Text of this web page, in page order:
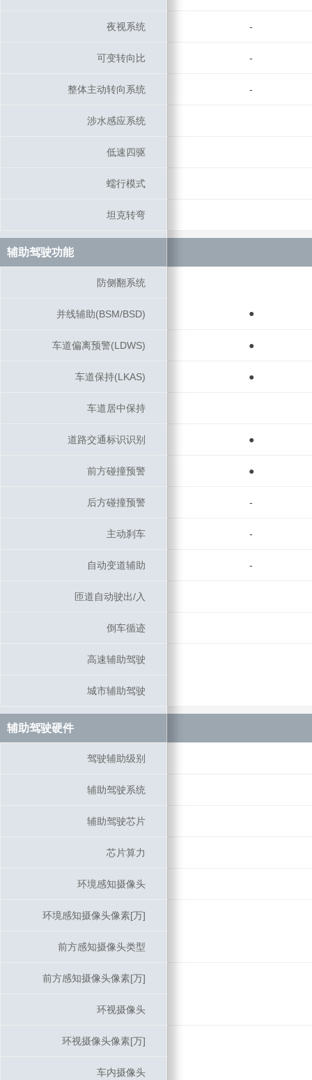
夜视系统 -
可变转向比 -
整体主动转向系统 -
涉水感应系统
低速四驱
蠕行模式
坦克转弯
辅助驾驶功能
防侧翻系统
并线辅助(BSM/BSD) ●
车道偏离预警(LDWS) ●
车道保持(LKAS) ●
车道居中保持
道路交通标识识别 ●
前方碰撞预警 ●
后方碰撞预警 -
主动刹车 -
自动变道辅助 -
匝道自动驶出/入
倒车循迹
高速辅助驾驶
城市辅助驾驶
辅助驾驶硬件
驾驶辅助级别
辅助驾驶系统
辅助驾驶芯片
芯片算力
环境感知摄像头
环境感知摄像头像素[万]
前方感知摄像头类型
前方感知摄像头像素[万]
环视摄像头
环视摄像头像素[万]
车内摄像头
夜视系统
可变转向比
整体主动转向系统
涉水感应系统
低速四驱
蠕行模式
坦克转弯
辅助驾驶功能
防侧翻系统
并线辅助(BSM/BSD)
车道偏离预警(LDWS)
车道保持(LKAS)
车道居中保持
道路交通标识识别
前方碰撞预警
后方碰撞预警
主动刹车
自动变道辅助
匝道自动驶出/入
倒车循迹
高速辅助驾驶
城市辅助驾驶
辅助驾驶硬件
驾驶辅助级别
辅助驾驶系统
辅助驾驶芯片
芯片算力
环境感知摄像头
环境感知摄像头像素[万]
前方感知摄像头类型
前方感知摄像头像素[万]
环视摄像头
环视摄像头像素[万]
车内摄像头